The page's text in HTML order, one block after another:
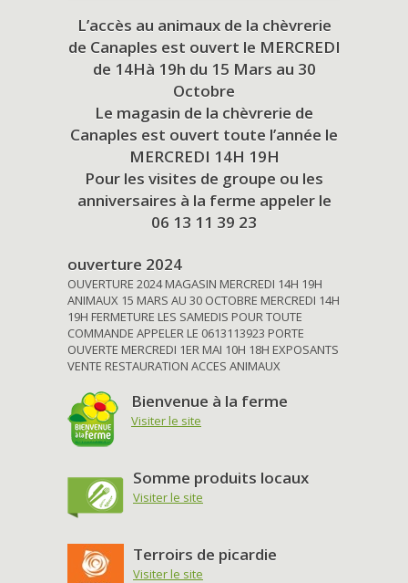
L’accès au animaux de la chèvrerie
de Canaples est ouvert le MERCREDI
de 14Hà 19h du 15 Mars au 30
Octobre
Le magasin de la chèvrerie de
Canaples est ouvert toute l’année le
MERCREDI 14H 19H
Pour les visites de groupe ou les
anniversaires à la ferme appeler le
06 13 11 39 23
ouverture 2024
OUVERTURE 2024 MAGASIN MERCREDI 14H 19H
ANIMAUX 15 MARS AU 30 OCTOBRE MERCREDI 14H
19H FERMETURE LES SAMEDIS POUR TOUTE
COMMANDE APPELER LE 0613113923 PORTE
OUVERTE MERCREDI 1ER MAI 10H 18H EXPOSANTS
VENTE RESTAURATION ACCES ANIMAUX
Bienvenue à la ferme
Visiter le site
Somme produits locaux
Visiter le site
Terroirs de picardie
Visiter le site